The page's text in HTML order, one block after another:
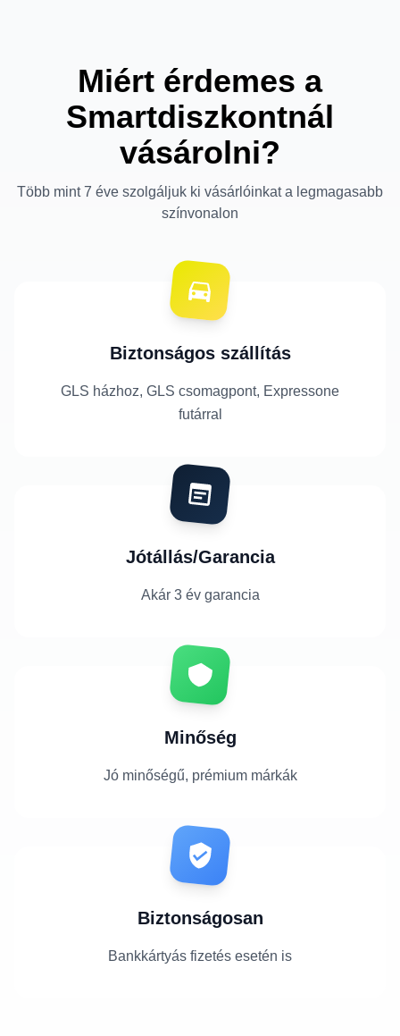
Miért érdemes a
Smartdiszkontnál
vásárolni?
Több mint 7 éve szolgáljuk ki vásárlóinkat a legmagasabb
színvonalon
Biztonságos szállítás
GLS házhoz, GLS csomagpont, Expressone
futárral
Jótállás/Garancia
Akár 3 év garancia
Minőség
Jó minőségű, prémium márkák
Biztonságosan
Bankkártyás fizetés esetén is